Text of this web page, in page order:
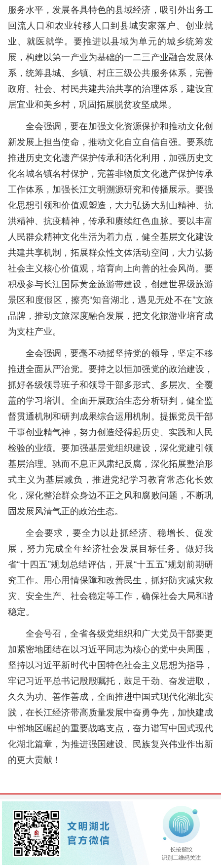
服务水平，发展各具特色的县域经济，吸引外出务工
回流人口和农业转移人口到县城安家落户、创业就
业、就医就学。要推进以县域为单元的城乡统筹发
展，构建以第一产业为基础的一二三产业融合发展体
系，统筹县城、乡镇、村庄三级公共服务体系，完善
政府、社会、村民共建共治共享的治理体系，建设宜
居宜业和美乡村，巩固拓展脱贫攻坚成果。
全会强调，要在加强文化资源保护和推动文化创
新发展上担当使命，推动文化自立自信自强。要系统
推进历史文化遗产保护传承和活化利用，加强历史文
化名城名镇名村保护，完善非物质文化遗产保护传承
工作体系，加强长江文明溯源研究和传播展示。要强
化思想引领和价值观塑造，大力弘扬大别山精神、抗
洪精神、抗疫精神，传承和赓续红色血脉。要以丰富
人民群众精神文化生活为着力点，健全基层文化建设
共建共享机制，拓展群众性文体活动空间，大力弘扬
社会主义核心价值观，培育向上向善的社会风尚。要
积极参与长江国际黄金旅游带建设，创建世界级旅游
景区和度假区，擦亮“知音湖北，遇见无处不在”文旅
品牌，推动文旅深度融合发展，把文化旅游业培育成
为支柱产业。
全会强调，要毫不动摇坚持党的领导，坚定不移
推进全面从严治党。要持之以恒加强党的政治建设，
抓好各级领导班子和领导干部多形式、多层次、全覆
盖的学习培训。全面开展政治生态分析研判，健全监
督贯通机制和研判成果综合运用机制。提振党员干部
干事创业精气神，努力创造经得起历史、实践和人民
检验的业绩。要加强基层党组织建设，深化党建引领
基层治理。驰而不息正风肃纪反腐，深化拓展整治形
式主义为基层减负，推进党纪学习教育常态化长效
化，深化整治群众身边不正之风和腐败问题，不断巩
固发展风清气正的政治生态。
全会要求，要全力以赴抓经济、稳增长、促发
展，努力完成全年经济社会发展目标任务。做好我
省“十四五”规划总结评估，开展“十五五”规划前期研
究工作。用心用情保障和改善民生，抓好防灾减灾救
灾、安全生产、社会稳定等工作，确保社会大局和谐
稳定。
全会号召，全省各级党组织和广大党员干部要更
加紧密地团结在以习近平同志为核心的党中央周围，
坚持以习近平新时代中国特色社会主义思想为指导，
牢记习近平总书记殷殷嘱托，鼓足干劲、奋发进取，
久久为功、善作善成，全面推进中国式现代化湖北实
践，在长江经济带高质量发展中奋勇争先，加快建成
中部地区崛起的重要战略支点，奋力谱写中国式现代
化湖北篇章，为推进强国建设、民族复兴伟业作出新
的更大贡献！